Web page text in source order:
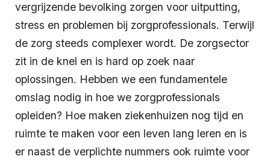
vergrijzende bevolking zorgen voor uitputting,
stress en problemen bij zorgprofessionals. Terwijl
de zorg steeds complexer wordt. De zorgsector
zit in de knel en is hard op zoek naar
oplossingen. Hebben we een fundamentele
omslag nodig in hoe we zorgprofessionals
opleiden? Hoe maken ziekenhuizen nog tijd en
ruimte te maken voor een leven lang leren en is
er naast de verplichte nummers ook ruimte voor